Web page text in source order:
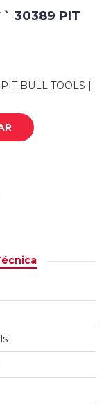
30389 PIT
BULL TOOLS |